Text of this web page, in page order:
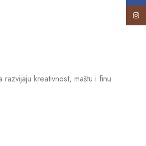
razvijaju kreativnost, maštu i finu